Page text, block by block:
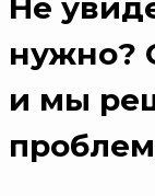
Не
нужно?
и мы